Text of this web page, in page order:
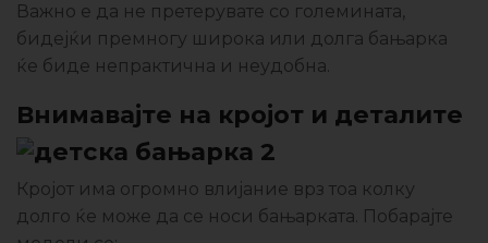
Важно е да не претерувате со големината,
бидејќи премногу широка или долга бањарка
ќе биде непрактична и неудобна.
Внимавајте на кројот и деталите
Кројот има огромно влијание врз тоа колку
долго ќе може да се носи бањарката. Побарајте